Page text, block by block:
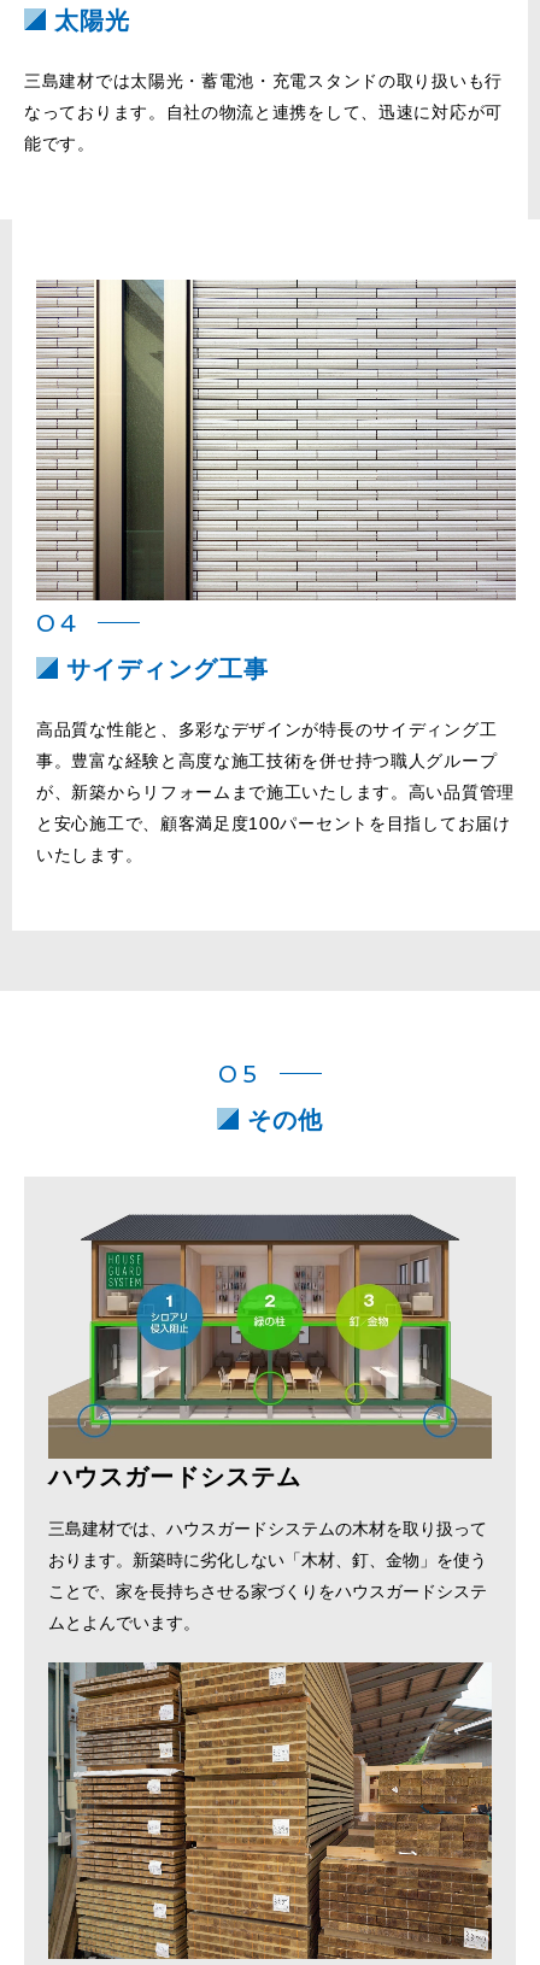
太陽光
三島建材では太陽光・蓄電池・充電スタンドの取り扱いも行
なっております。自社の物流と連携をして、迅速に対応が可
能です。
04
サイディング工事
高品質な性能と、多彩なデザインが特長のサイディング工
事。豊富な経験と高度な施工技術を併せ持つ職人グループ
が、新築からリフォームまで施工いたします。高い品質管理
と安心施工で、顧客満足度100パーセントを目指してお届け
いたします。
05
その他
ハウスガードシステム
三島建材では、ハウスガードシステムの木材を取り扱って
おります。新築時に劣化しない「木材、釘、金物」を使う
ことで、家を長持ちさせる家づくりをハウスガードシステ
ムとよんでいます。